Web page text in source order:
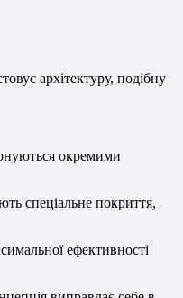
архітектуру, подібну
окремими
спеціальне покриття,
ефективності